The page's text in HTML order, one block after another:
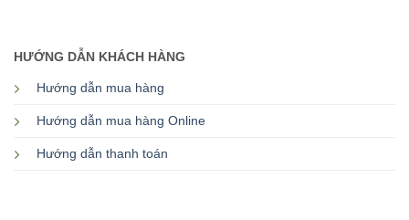
HƯỚNG DẪN KHÁCH HÀNG
Hướng dẫn mua hàng
Hướng dẫn mua hàng Online
Hướng dẫn thanh toán